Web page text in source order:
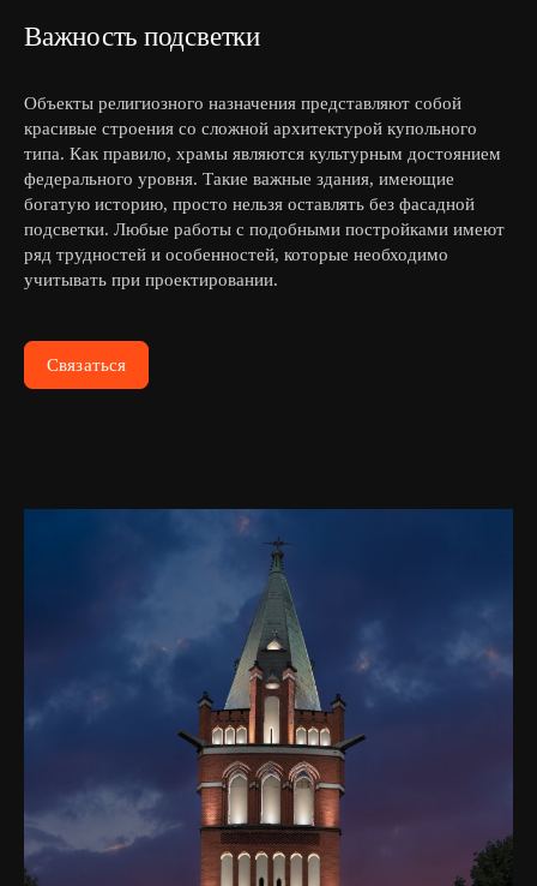
Важность подсветки
Объекты религиозного назначения представляют собой
красивые строения со сложной архитектурой купольного
типа. Как правило, храмы являются культурным достоянием
федерального уровня. Такие важные здания, имеющие
богатую историю, просто нельзя оставлять без фасадной
подсветки. Любые работы с подобными постройками имеют
ряд трудностей и особенностей, которые необходимо
учитывать при проектировании.
Связаться